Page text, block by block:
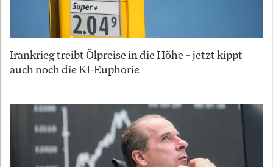
Irankrieg treibt Ölpreise in die Höhe – jetzt kippt
auch noch die KI-Euphorie